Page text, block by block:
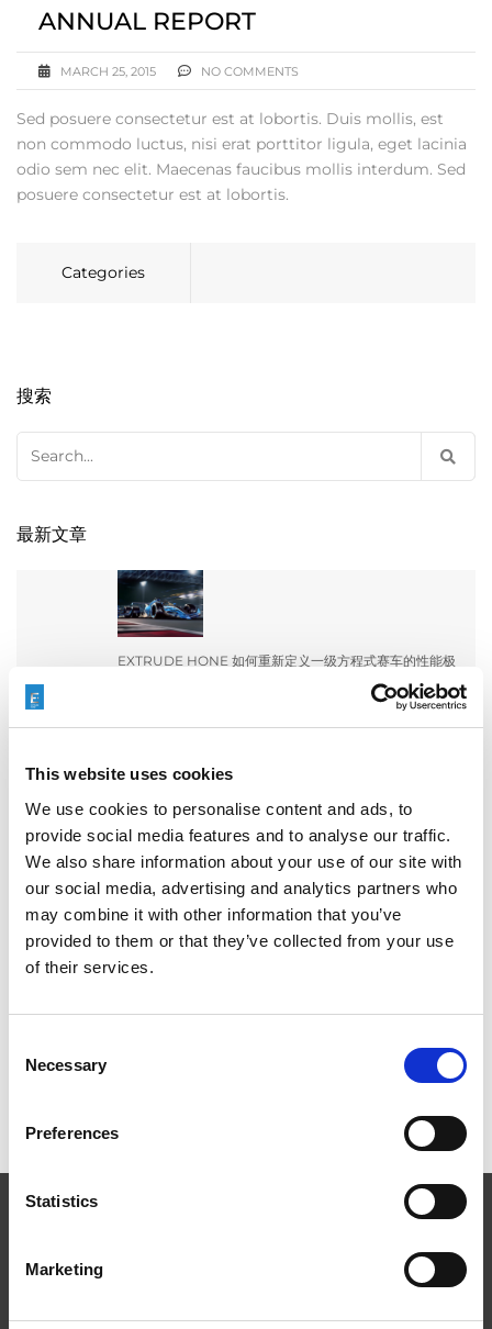
This website uses cookies
We use cookies to personalise content and ads, to
provide social media features and to analyse our traffic.
We also share information about your use of our site with
our social media, advertising and analytics partners who
may combine it with other information that you’ve
provided to them or that they’ve collected from your use
of their services.
Selection
Necessary
Preferences
Statistics
Marketing
ANNUAL REPORT
MARCH 25, 2015 NO COMMENTS
Sed posuere consectetur est at lobortis. Duis mollis, est
non commodo luctus, nisi erat porttitor ligula, eget lacinia
odio sem nec elit. Maecenas faucibus mollis interdum. Sed
posuere consectetur est at lobortis.
Categories
搜索
for:
最新文章
EXTRUDE HONE 如何重新定义一级方程式赛车的性能极
EXTRUSAX 如何利用磨粒流加工 (AFM) 技术提升铝型材
挤压性能
2026年柏林国际航空航天展（ILA BERLIN 2026）：全球
航空航天业齐聚柏林
在航空航天、汽车、能源和医疗等领域，部件的高精度加工对最终
产品性能等级的精致度十分关键。我们的机床采用完整的加工方法